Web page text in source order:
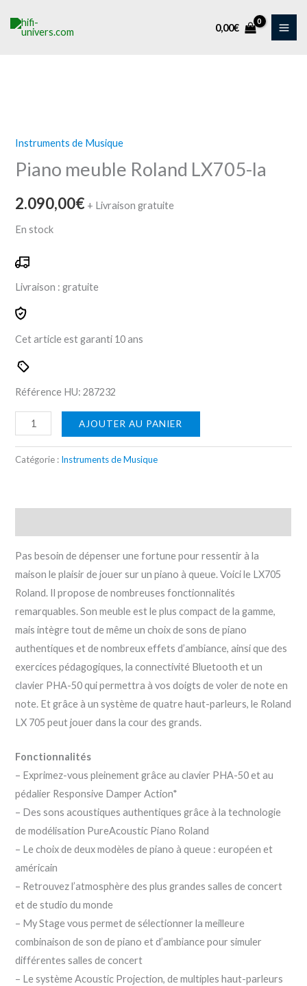
0,00€
Instruments de Musique
Piano meuble Roland LX705-la
2.090,00€ + Livraison gratuite
En stock
Livraison :gratuite
Cet article est garanti 10 ans
Référence HU:287232
Piano
meuble
LX705-
AJOUTER AU PANIER
Catégorie : Instruments de Musique
Pas besoin de dépenser une fortune pour ressentir à la
maison le plaisir de jouer sur un piano à queue. Voici le LX705
Roland. Il propose de nombreuses fonctionnalités
remarquables. Son meuble est le plus compact de la gamme,
mais intègre tout de même un choix de sons de piano
authentiques et de nombreux effets d’ambiance, ainsi que des
exercices pédagogiques, la connectivité Bluetooth et un
clavier PHA-50 qui permettra à vos doigts de voler de note en
note. Et grâce à un système de quatre haut-parleurs, le Roland
LX 705 peut jouer dans la cour des grands.
Fonctionnalités
– Exprimez-vous pleinement grâce au clavier PHA-50 et au
pédalier Responsive Damper Action*
– Des sons acoustiques authentiques grâce à la technologie
de modélisation PureAcoustic Piano Roland
– Le choix de deux modèles de piano à queue : européen et
américain
– Retrouvez l’atmosphère des plus grandes salles de concert
et de studio du monde
– My Stage vous permet de sélectionner la meilleure
combinaison de son de piano et d’ambiance pour simuler
différentes salles de concert
– Le système Acoustic Projection, de multiples haut-parleurs